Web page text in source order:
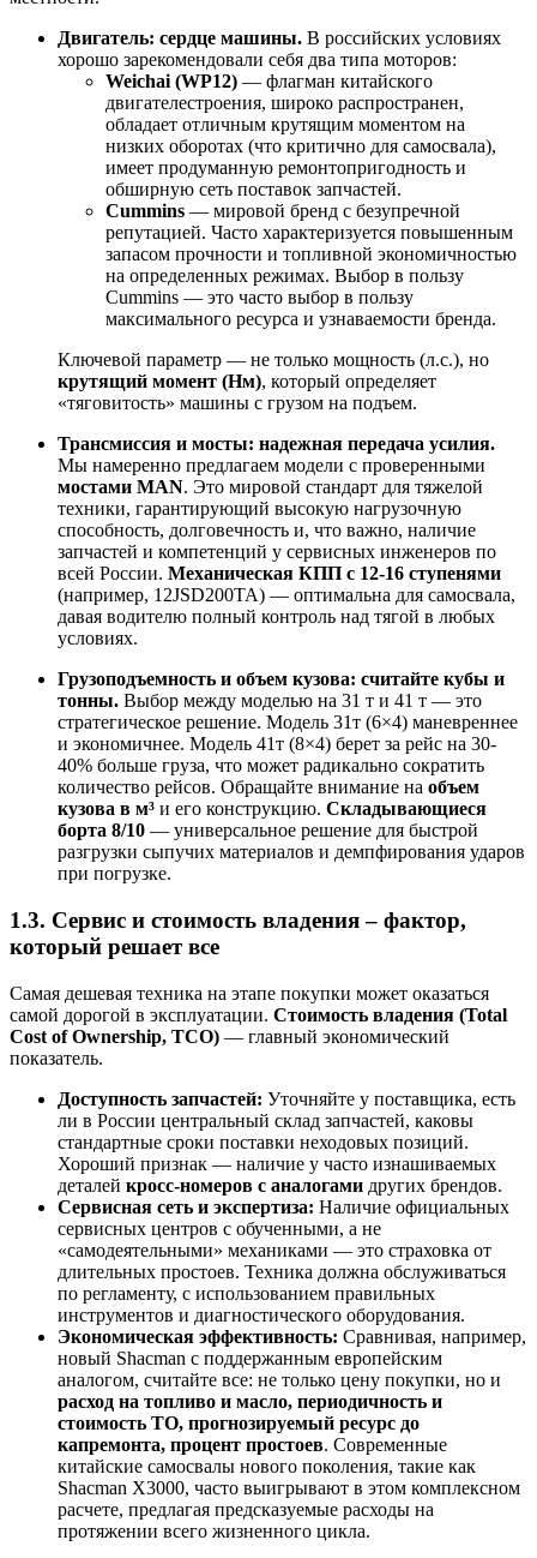
Двигатель: сердце машины. В российских условиях
хорошо зарекомендовали себя два типа моторов:
Weichai (WP12) — флагман китайского
двигателестроения, широко распространен,
обладает отличным крутящим моментом на
низких оборотах (что критично для самосвала),
имеет продуманную ремонтопригодность и
обширную сеть поставок запчастей.
Cummins — мировой бренд с безупречной
репутацией. Часто характеризуется повышенным
запасом прочности и топливной экономичностью
на определенных режимах. Выбор в пользу
Cummins — это часто выбор в пользу
максимального ресурса и узнаваемости бренда.
Ключевой параметр — не только мощность (л.с.), но
крутящий момент (Нм), который определяет
«тяговитость» машины с грузом на подъем.
Трансмиссия и мосты: надежная передача усилия.
Мы намеренно предлагаем модели с проверенными
мостами MAN. Это мировой стандарт для тяжелой
техники, гарантирующий высокую нагрузочную
способность, долговечность и, что важно, наличие
запчастей и компетенций у сервисных инженеров по
всей России. Механическая КПП с 12-16 ступенями
(например, 12JSD200TA) — оптимальна для самосвала,
давая водителю полный контроль над тягой в любых
условиях.
Грузоподъемность и объем кузова: считайте кубы и
тонны. Выбор между моделью на 31 т и 41 т — это
стратегическое решение. Модель 31т (6×4) маневреннее
и экономичнее. Модель 41т (8×4) берет за рейс на 30-
40% больше груза, что может радикально сократить
количество рейсов. Обращайте внимание на объем
кузова в м³ и его конструкцию. Складывающиеся
борта 8/10 — универсальное решение для быстрой
разгрузки сыпучих материалов и демпфирования ударов
при погрузке.
1.3. Сервис и стоимость владения – фактор,
который решает все
Самая дешевая техника на этапе покупки может оказаться
самой дорогой в эксплуатации. Стоимость владения (Total
Cost of Ownership, TCO) — главный экономический
показатель.
Доступность запчастей: Уточняйте у поставщика, есть
ли в России центральный склад запчастей, каковы
стандартные сроки поставки неходовых позиций.
Хороший признак — наличие у часто изнашиваемых
деталей кросс-номеров с аналогами других брендов.
Сервисная сеть и экспертиза: Наличие официальных
сервисных центров с обученными, а не
«самодеятельными» механиками — это страховка от
длительных простоев. Техника должна обслуживаться
по регламенту, с использованием правильных
инструментов и диагностического оборудования.
Экономическая эффективность: Сравнивая, например,
новый Shacman с поддержанным европейским
аналогом, считайте все: не только цену покупки, но и
расход на топливо и масло, периодичность и
стоимость ТО, прогнозируемый ресурс до
капремонта, процент простоев. Современные
китайские самосвалы нового поколения, такие как
Shacman X3000, часто выигрывают в этом комплексном
расчете, предлагая предсказуемые расходы на
протяжении всего жизненного цикла.